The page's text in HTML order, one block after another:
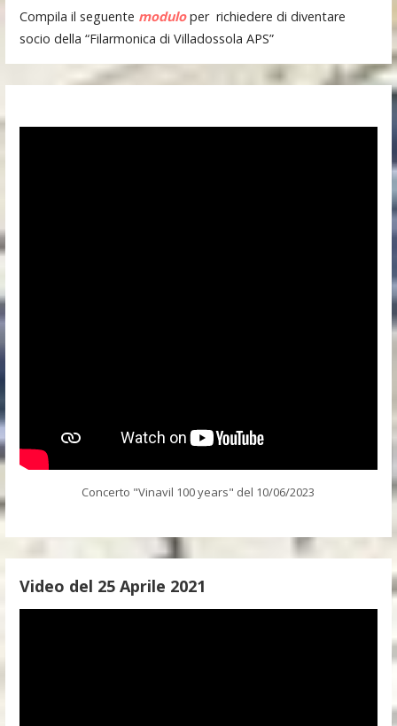
Compila il seguente moduloper richiedere di diventare
socio della “Filarmonica di Villadossola APS”
Concerto "Vinavil 100 years" del 10/06/2023
Video del 25 Aprile 2021